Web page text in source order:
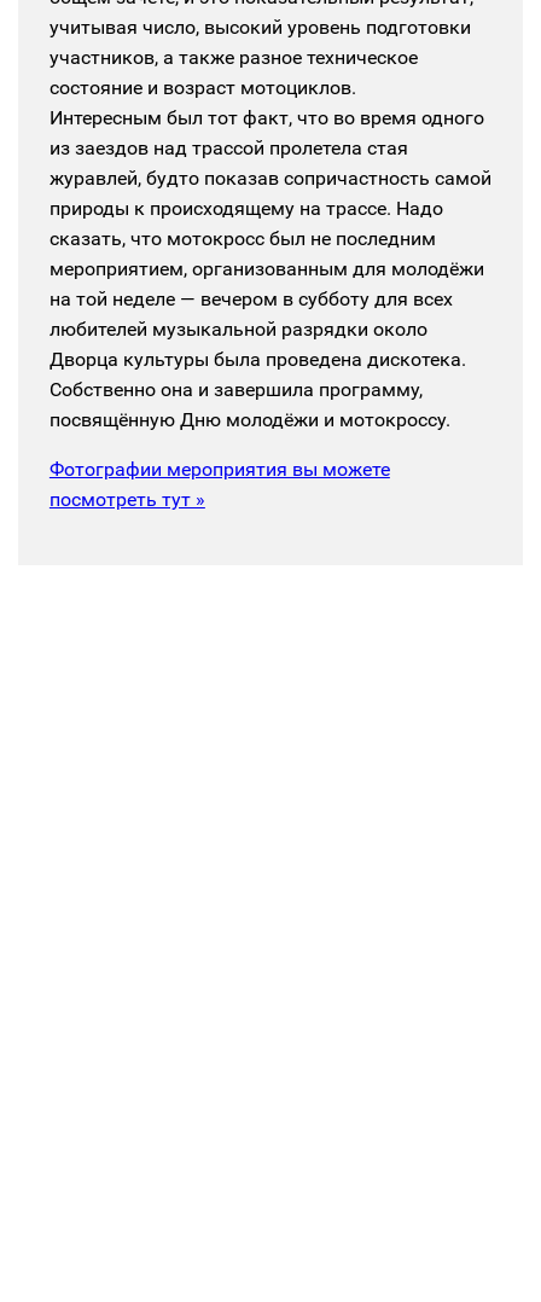
учитывая число, высокий уровень подготовки
участников, а также разное техническое
состояние и возраст мотоциклов.
Интересным был тот факт, что во время одного
из заездов над трассой пролетела стая
журавлей, будто показав сопричастность самой
природы к происходящему на трассе. Надо
сказать, что мотокросс был не последним
мероприятием, организованным для молодёжи
на той неделе — вечером в субботу для всех
любителей музыкальной разрядки около
Дворца культуры была проведена дискотека.
Собственно она и завершила программу,
посвящённую Дню молодёжи и мотокроссу.
Фотографии мероприятия вы можете
посмотреть тут »